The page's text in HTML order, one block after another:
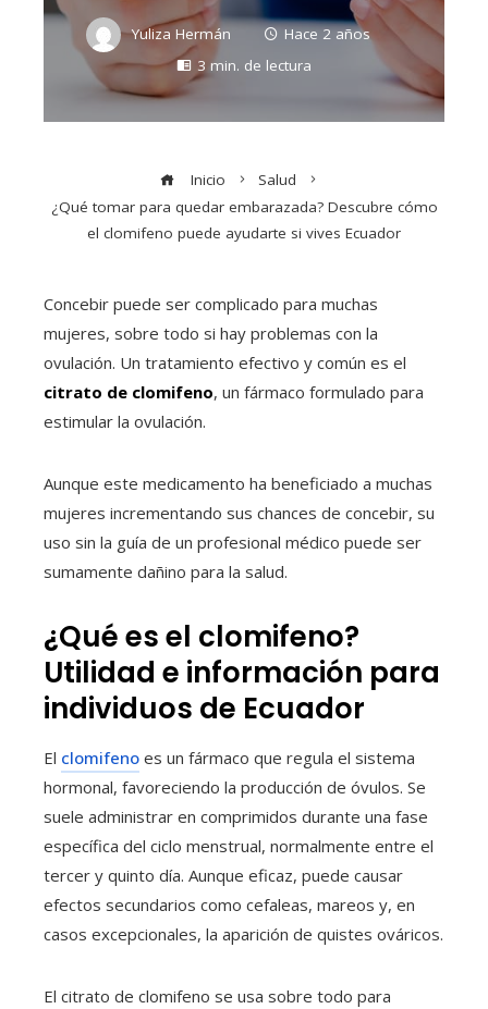
Yuliza Hermán
Hace 2 años
3 min. de lectura
Inicio
Salud
¿Qué tomar para quedar embarazada? Descubre cómo
el clomifeno puede ayudarte si vives Ecuador
Concebir puede ser complicado para muchas
mujeres, sobre todo si hay problemas con la
ovulación. Un tratamiento efectivo y común es el
citrato de clomifeno, un fármaco formulado para
estimular la ovulación.
Aunque este medicamento ha beneficiado a muchas
mujeres incrementando sus chances de concebir, su
uso sin la guía de un profesional médico puede ser
sumamente dañino para la salud.
¿Qué es el clomifeno?
Utilidad e información para
individuos de Ecuador
El clomifeno es un fármaco que regula el sistema
hormonal, favoreciendo la producción de óvulos. Se
suele administrar en comprimidos durante una fase
específica del ciclo menstrual, normalmente entre el
tercer y quinto día. Aunque eficaz, puede causar
efectos secundarios como cefaleas, mareos y, en
casos excepcionales, la aparición de quistes ováricos.
El citrato de clomifeno se usa sobre todo para